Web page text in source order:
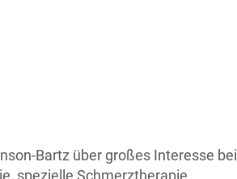
Bartz über großes Interesse bei
spezielle Schmerztherapie,